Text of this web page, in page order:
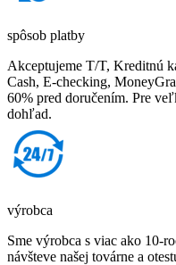
spôsob platby
Akceptujeme T/T, Kreditnú
Cash, E-checking,
60% pred doručením. Pre
dohľad.
výrobca
Sme výrobca s viac ako 10-
návšteve našej továrne a